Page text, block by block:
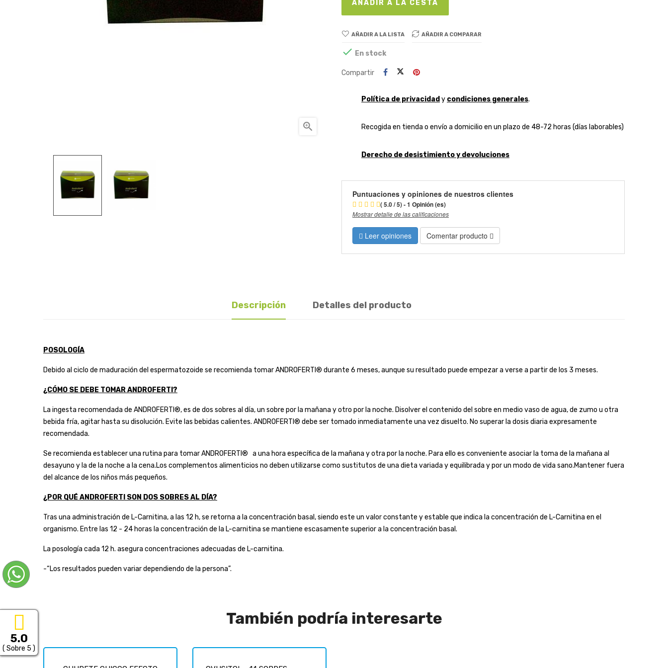

AÑADIR A LA CESTA
AÑADIR A LA LISTA AÑADIR A COMPARAR
 En stock
Compartir
Política de privacidad y condiciones generales.
Recogida en tienda o envío a domicilio en un plazo de 48-72 horas (días laborables)
Derecho de desistimiento y devoluciones
Puntuaciones y opiniones de nuestros clientes
( 5.0 / 5) - 1 Opinión (es)
Mostrar detalle de las calificaciones
Leer opiniones Comentar producto
Descripción Detalles del producto
POSOLOGÍA
Debido al ciclo de maduración del espermatozoide se recomienda tomar ANDROFERTI® durante 6 meses, aunque su resultado puede empezar a verse a partir de los 3 meses.
¿CÓMO SE DEBE TOMAR ANDROFERTI?
La ingesta recomendada de ANDROFERTI®, es de dos sobres al día, un sobre por la mañana y otro por la noche. Disolver el contenido del sobre en medio vaso de agua, de zumo u otra
bebida fría, agitar hasta su disolución. Evite las bebidas calientes. ANDROFERTI® debe ser tomado inmediatamente una vez disuelto. No superar la dosis diaria expresamente
recomendada.
Se recomienda establecer una rutina para tomar ANDROFERTI® a una hora específica de la mañana y otra por la noche. Para ello es conveniente asociar la toma de la mañana al
desayuno y la de la noche a la cena.Los complementos alimenticios no deben utilizarse como sustitutos de una dieta variada y equilibrada y por un modo de vida sano.Mantener fuera
del alcance de los niños más pequeños.
¿POR QUÉ ANDROFERTI SON DOS SOBRES AL DÍA?
Tras una administración de L-Carnitina, a las 12 h, se retorna a la concentración basal, siendo este un valor constante y estable que indica la concentración de L-Carnitina en el
organismo. Entre las 12 - 24 horas la concentración de la L-carnitina se mantiene escasamente superior a la concentración basal.
La posología cada 12 h. asegura concentraciones adecuadas de L-carnitina.
-“Los resultados pueden variar dependiendo de la persona”.
También podría interesarte
5.0
( Sobre 5 )